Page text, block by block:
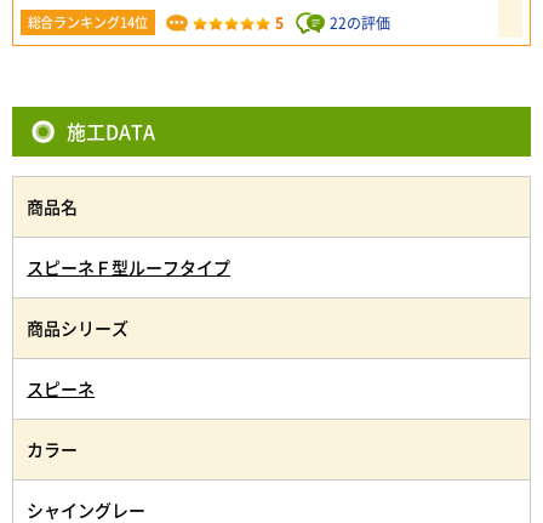
総合ランキング14位 5 22の評価
施工DATA
商品名
スピーネＦ型ルーフタイプ
商品シリーズ
スピーネ
カラー
シャイングレー